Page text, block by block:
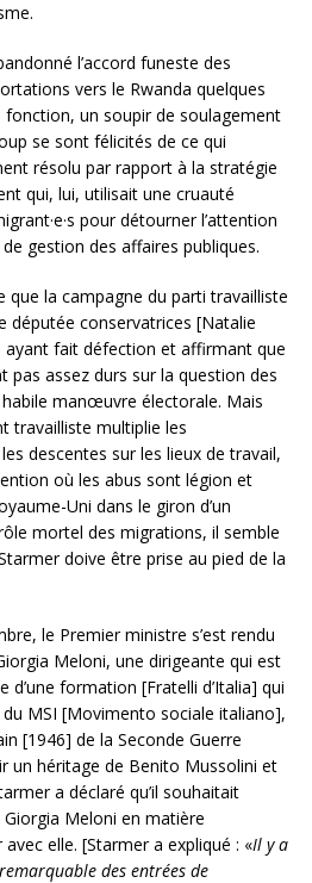
l’accord funeste des
vers le Rwanda quelques
un soupir de soulagement
se sont félicités de ce qui
résolu par rapport à la stratégie
qui, lui, utilisait une cruauté
pour détourner l’attention
gestion des affaires publiques.
que la campagne du parti travailliste
députée conservatrices [Natalie
ayant fait défection et affirmant que
pas assez durs sur la question des
habile manœuvre électorale. Mais
travailliste multiplie les
descentes sur les lieux de travail,
où les abus sont légion et
Uni dans le giron d’un
mortel des migrations, il semble
doive être prise au pied de la
le Premier ministre s’est rendu
Meloni, une dirigeante qui est
formation [Fratelli d’Italia] qui
du MSI [Movimento sociale italiano],
[1946] de la Seconde Guerre
un héritage de Benito Mussolini et
a déclaré qu’il souhaitait
Giorgia Meloni en matière
elle. [Starmer a expliqué : «Il y a
des entrées de